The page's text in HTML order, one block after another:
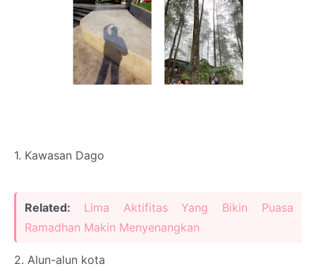
1. Kawasan Dago
Related: Lima Aktifitas Yang Bikin Puasa
Ramadhan Makin Menyenangkan
2. Alun-alun kota